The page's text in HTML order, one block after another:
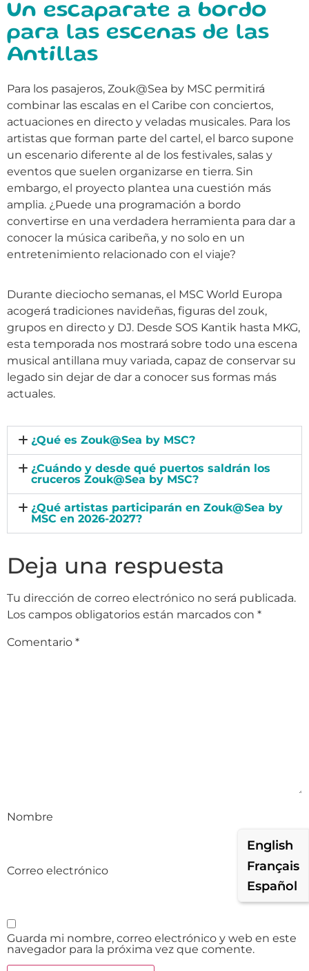
Un escaparate a bordo
para las escenas de las
Antillas
Para los pasajeros, Zouk@Sea by MSC permitirá
combinar las escalas en el Caribe con conciertos,
actuaciones en directo y veladas musicales. Para los
artistas que forman parte del cartel, el barco supone
un escenario diferente al de los festivales, salas y
eventos que suelen organizarse en tierra. Sin
embargo, el proyecto plantea una cuestión más
amplia. ¿Puede una programación a bordo
convertirse en una verdadera herramienta para dar a
conocer la música caribeña, y no solo en un
entretenimiento relacionado con el viaje?
Durante dieciocho semanas, el MSC World Europa
acogerá tradiciones navideñas, figuras del zouk,
grupos en directo y DJ. Desde SOS Kantik hasta MKG,
esta temporada nos mostrará sobre todo una escena
musical antillana muy variada, capaz de conservar su
legado sin dejar de dar a conocer sus formas más
actuales.
¿Qué es Zouk@Sea by MSC?
¿Cuándo y desde qué puertos saldrán los
cruceros Zouk@Sea by MSC?
¿Qué artistas participarán en Zouk@Sea by
MSC en 2026-2027?
Deja una respuesta
Tu dirección de correo electrónico no será publicada.
Los campos obligatorios están marcados con *
Comentario *
Nombre
Correo electrónico
Guarda mi nombre, correo electrónico y web en este
navegador para la próxima vez que comente.
English
Français
Español